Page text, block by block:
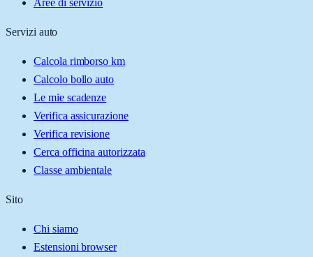
Aree di servizio
Servizi auto
Calcola rimborso km
Calcolo bollo auto
Le mie scadenze
Verifica assicurazione
Verifica revisione
Cerca officina autorizzata
Classe ambientale
Sito
Chi siamo
Estensioni browser